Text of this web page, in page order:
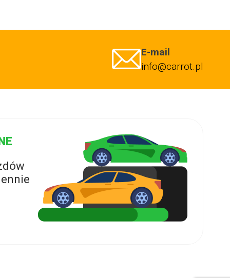
E-mail
info@carrot.pl